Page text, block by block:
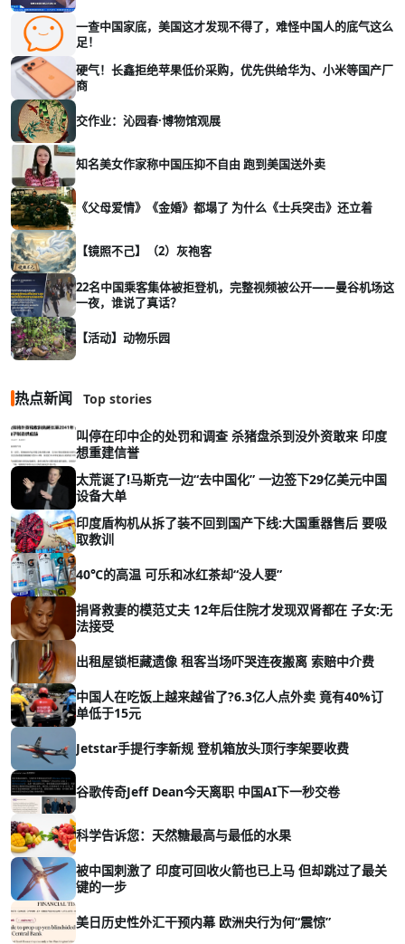
一查中国家底，美国这才发现不得了，难怪中国人的底气这么
足！
硬气！长鑫拒绝苹果低价采购，优先供给华为、小米等国产厂
商
交作业：沁园春·博物馆观展
知名美女作家称中国压抑不自由 跑到美国送外卖
《父母爱情》《金婚》都塌了 为什么《士兵突击》还立着
【镜照不己】（2）灰袍客
22名中国乘客集体被拒登机，完整视频被公开——曼谷机场这
一夜，谁说了真话？
【活动】动物乐园
热点新闻 Top stories
叫停在印中企的处罚和调查 杀猪盘杀到没外资敢来 印度
想重建信誉
太荒诞了!马斯克一边“去中国化” 一边签下29亿美元中国
设备大单
印度盾构机从拆了装不回到国产下线:大国重器售后 要吸
取教训
40℃的高温 可乐和冰红茶却“没人要”
捐肾救妻的模范丈夫 12年后住院才发现双肾都在 子女:无
法接受
出租屋锁柜藏遗像 租客当场吓哭连夜搬离 索赔中介费
中国人在吃饭上越来越省了?6.3亿人点外卖 竟有40%订
单低于15元
Jetstar手提行李新规 登机箱放头顶行李架要收费
谷歌传奇Jeff Dean今天离职 中国AI下一秒交卷
科学告诉您：天然糖最高与最低的水果
被中国刺激了 印度可回收火箭也已上马 但却跳过了最关
键的一步
美日历史性外汇干预内幕 欧洲央行为何“震惊”